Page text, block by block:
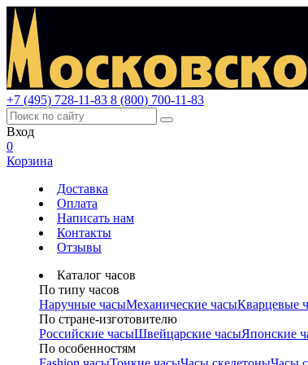
+7 (495) 728-11-83 8 (800) 700-11-83
Вход
0
Корзина
Доставка
Оплата
Написать нам
Контакты
Отзывы
Каталог часов
По типу часов
Наручные часыМеханические часыКварцевые
По стране-изготовителю
Российские часыШвейцарские часыЯпонские
По особенностям